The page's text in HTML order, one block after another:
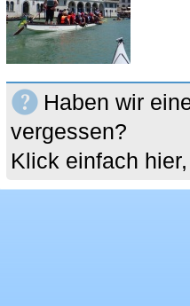
Haben wir
vergessen?
Klick einfach